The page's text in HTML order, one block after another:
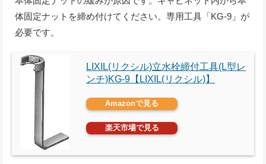
体固定ナットを締め付けてください。専用工具「KG-9」が
必要です。
LIXIL(リクシル)立水栓締付工具(L型レ
ンチ)KG-9【LIXIL(リクシル)】
Amazonで見る
楽天市場で見る